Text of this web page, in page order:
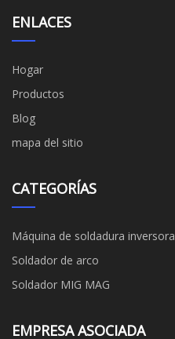
ENLACES
Hogar
Productos
Blog
mapa del sitio
CATEGORÍAS
Máquina de soldadura inversora
Soldador de arco
Soldador MIG MAG
EMPRESA ASOCIADA